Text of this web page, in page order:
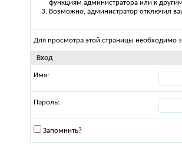
функциям администратора или к
Возможно, администратор отключил
Для просмотра этой страницы необходимо
Вход
Имя:
Пароль:
Запомнить?